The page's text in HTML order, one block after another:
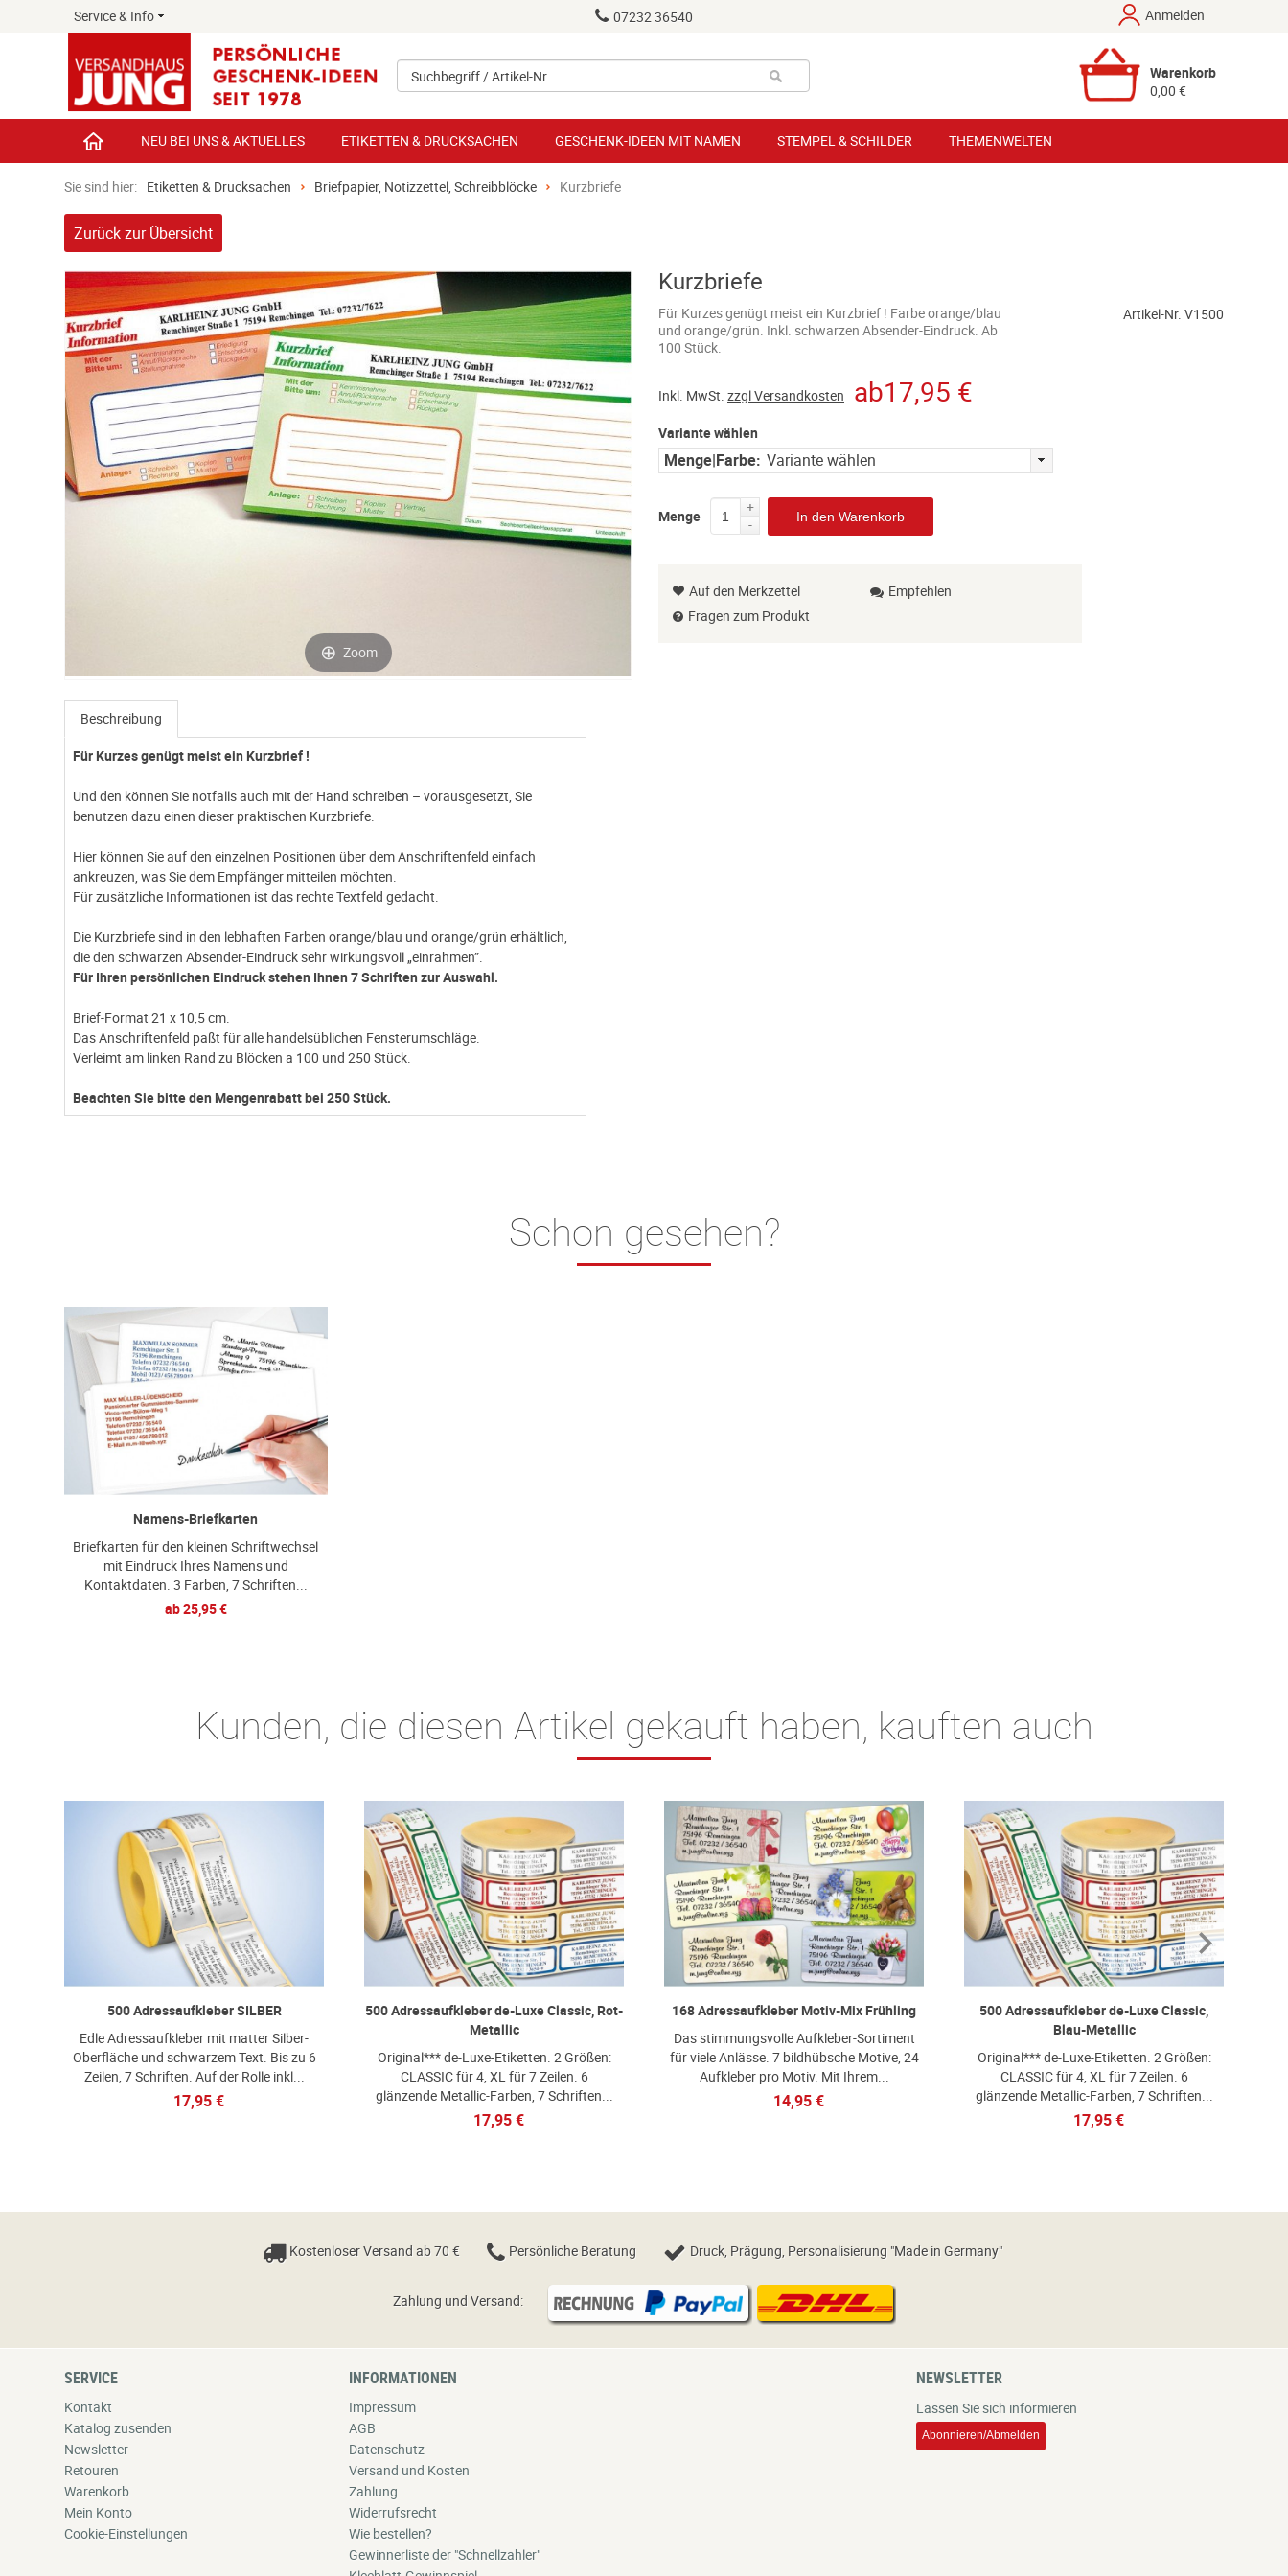
Service & Info Anmelden
Suchbegriff / Artikel-Nr ...
Warenkorb
0,00 €
07232 36540
NEU BEI UNS & AKTUELLES ETIKETTEN & DRUCKSACHEN GESCHENK-IDEEN MIT NAMEN STEMPEL & SCHILDER THEMENWELTEN
Sie sind hier: Etiketten & Drucksachen Briefpapier, Notizzettel, Schreibblöcke Kurzbriefe
Zurück zur Übersicht
Zoom
Kurzbriefe
Artikel-Nr. V1500
Für Kurzes genügt meist ein Kurzbrief ! Farbe orange/blau
und orange/grün. Inkl. schwarzen Absender-Eindruck. Ab
100 Stück.
ab17,95 €
Inkl. MwSt. zzgl Versandkosten
Variante wählen
Menge|Farbe: Variante wählen
Menge
+
-
In den Warenkorb
Auf den Merkzettel
Empfehlen
Fragen zum Produkt
Beschreibung
Für Kurzes genügt meist ein Kurzbrief !
Und den können Sie notfalls auch mit der Hand schreiben – vorausgesetzt, Sie
benutzen dazu einen dieser praktischen Kurzbriefe.
Hier können Sie auf den einzelnen Positionen über dem Anschriftenfeld einfach
ankreuzen, was Sie dem Empfänger mitteilen möchten.
Für zusätzliche Informationen ist das rechte Textfeld gedacht.
Die Kurzbriefe sind in den lebhaften Farben orange/blau und orange/grün erhältlich,
die den schwarzen Absender-Eindruck sehr wirkungsvoll „einrahmen”.
Für Ihren persönlichen Eindruck stehen Ihnen 7 Schriften zur Auswahl.
Brief-Format 21 x 10,5 cm.
Das Anschriftenfeld paßt für alle handelsüblichen Fensterumschläge.
Verleimt am linken Rand zu Blöcken a 100 und 250 Stück.
Beachten Sie bitte den Mengenrabatt bei 250 Stück.
Schon gesehen?
Namens-Briefkarten
Briefkarten für den kleinen Schriftwechsel
mit Eindruck Ihres Namens und
Kontaktdaten. 3 Farben, 7 Schriften...
ab25,95 €
Kunden, die diesen Artikel gekauft haben, kauften auch
500 Adressaufkleber SILBER
Edle Adressaufkleber mit matter Silber-
Oberfläche und schwarzem Text. Bis zu 6
Zeilen, 7 Schriften. Auf der Rolle inkl...
17,95 €
500 Adressaufkleber de-Luxe Classic, Rot-
Metallic
Original*** de-Luxe-Etiketten. 2 Größen:
CLASSIC für 4, XL für 7 Zeilen. 6
glänzende Metallic-Farben, 7 Schriften...
17,95 €
168 Adressaufkleber Motiv-Mix Frühling
Das stimmungsvolle Aufkleber-Sortiment
für viele Anlässe. 7 bildhübsche Motive, 24
Aufkleber pro Motiv. Mit Ihrem...
14,95 €
500 Adressaufkleber de-Luxe Classic,
Blau-Metallic
Original*** de-Luxe-Etiketten. 2 Größen:
CLASSIC für 4, XL für 7 Zeilen. 6
glänzende Metallic-Farben, 7 Schriften...
17,95 €
Kostenloser Versand ab 70 € Persönliche Beratung Druck, Prägung, Personalisierung "Made in Germany"
Zahlung und Versand:
SERVICE
Kontakt
Katalog zusenden
Newsletter
Retouren
Warenkorb
Mein Konto
Cookie-Einstellungen
INFORMATIONEN
Impressum
AGB
Datenschutz
Versand und Kosten
Zahlung
Widerrufsrecht
Wie bestellen?
Gewinnerliste der "Schnellzahler"
NEWSLETTER
Lassen Sie sich informieren
Abonnieren/Abmelden